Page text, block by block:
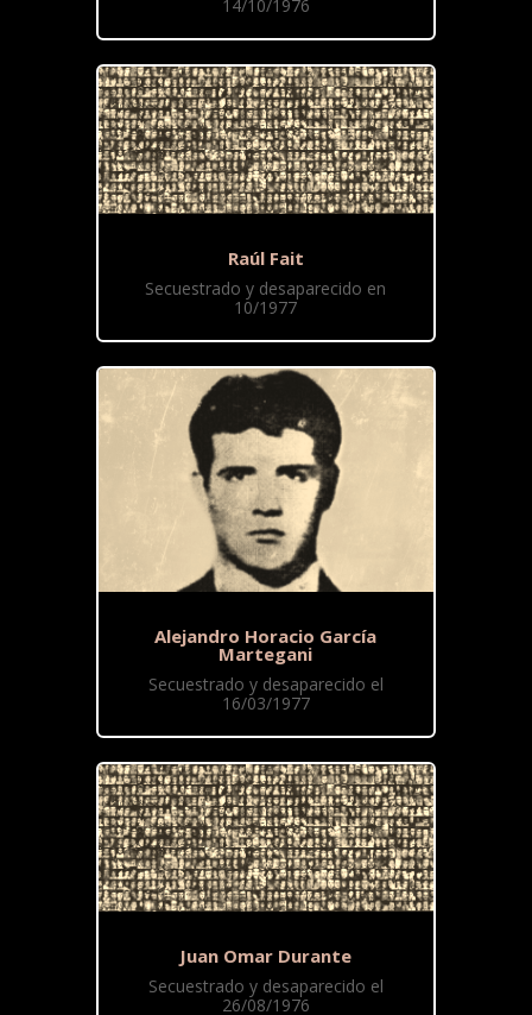
14/10/1976
Raúl Fait
Secuestrado y desaparecido en
10/1977
Alejandro Horacio García
Martegani
Secuestrado y desaparecido el
16/03/1977
Juan Omar Durante
Secuestrado y desaparecido el
26/08/1976